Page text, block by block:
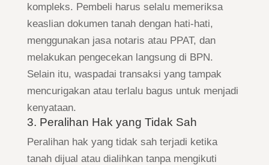
kompleks. Pembeli harus selalu memeriksa
keaslian dokumen tanah dengan hati-hati,
menggunakan jasa notaris atau PPAT, dan
melakukan pengecekan langsung di BPN.
Selain itu, waspadai transaksi yang tampak
mencurigakan atau terlalu bagus untuk menjadi
kenyataan.
3. Peralihan Hak yang Tidak Sah
Peralihan hak yang tidak sah terjadi ketika
tanah dijual atau dialihkan tanpa mengikuti